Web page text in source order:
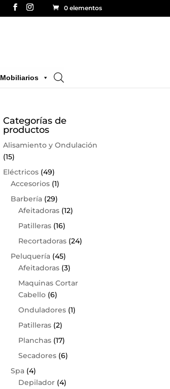
0 elementos
Mobiliarios
Categorías de
productos
Alisamiento y Ondulación
(15)
Eléctricos (49)
Accesorios (1)
Barbería (29)
Afeitadoras (12)
Patilleras (16)
Recortadoras (24)
Peluquería (45)
Afeitadoras (3)
Maquinas Cortar
Cabello (6)
Onduladores (1)
Patilleras (2)
Planchas (17)
Secadores (6)
Spa (4)
Depilador (4)